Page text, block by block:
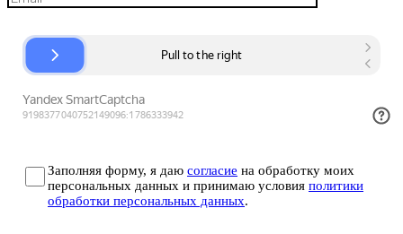
Заполняя форму, я даю согласие на обработку моих
персональных данных и принимаю условия политики
обработки персональных данных.